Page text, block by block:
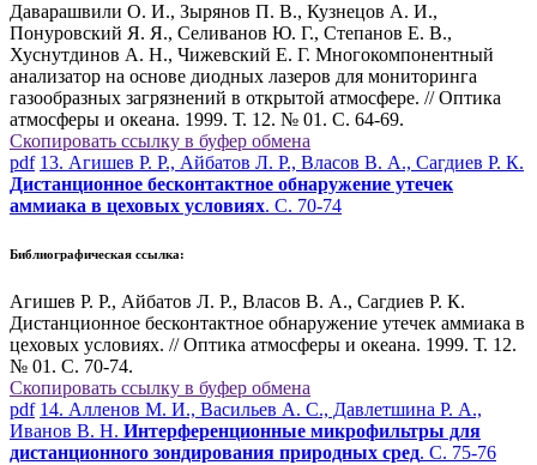
Даварашвили О. И., Зырянов П. В., Кузнецов А. И.,
Понуровский Я. Я., Селиванов Ю. Г., Степанов Е. В.,
Хуснутдинов А. Н., Чижевский Е. Г. Многокомпонентный
анализатор на основе диодных лазеров для мониторинга
газообразных загрязнений в открытой атмосфере. // Оптика
атмосферы и океана. 1999. Т. 12. № 01. С. 64-69.
Скопировать ссылку в буфер обмена
pdf 13. Агишев Р. Р., Айбатов Л. Р., Власов В. А., Сагдиев Р. К.
Дистанционное бесконтактное обнаружение утечек
аммиака в цеховых условиях. С. 70-74
Библиографическая ссылка:
Агишев Р. Р., Айбатов Л. Р., Власов В. А., Сагдиев Р. К.
Дистанционное бесконтактное обнаружение утечек аммиака в
цеховых условиях. // Оптика атмосферы и океана. 1999. Т. 12.
№ 01. С. 70-74.
Скопировать ссылку в буфер обмена
pdf 14. Алленов М. И., Васильев А. С., Давлетшина Р. А.,
Иванов В. Н. Интерференционные микрофильтры для
дистанционного зондирования природных сред. С. 75-76